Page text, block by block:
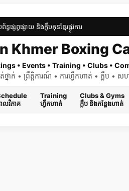
វផ្សាយ និងក្លឹបគុនខ្មែរផ្លូវការ
Khmer Boxing
• Events • Training • Clubs •
នាក់ • ព្រឹត្តិការណ៍ • ការហ្វឹកហាត់ • ក្លឹប •
លវិភាគ
Training
ហ្វឹកហាត់
Clubs & Gyms
ក្លឹប និងកន្លែងហាត់